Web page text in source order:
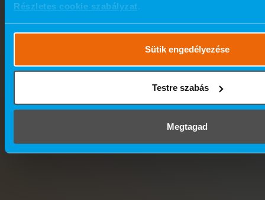
Részletes cookie szabályzat.
Sütik engedélyezése
Testre szabás
Megtagad